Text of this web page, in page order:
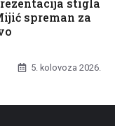
spreman za
5. kolovoza 2026.